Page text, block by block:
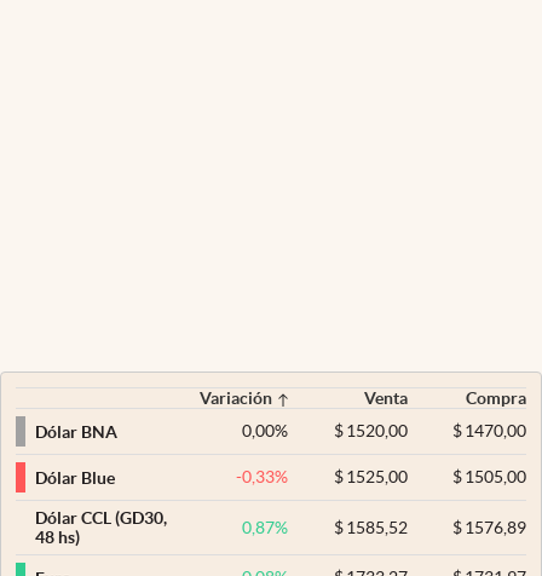
Variación Venta
Compra
Dólar BNA
0,00% $ 1520,00 $1470,00
Dólar Blue -0,33% $ 1525,00 $1505,00
Dólar CCL (GD30,
48 hs)
0,87% $ 1585,52 $1576,89